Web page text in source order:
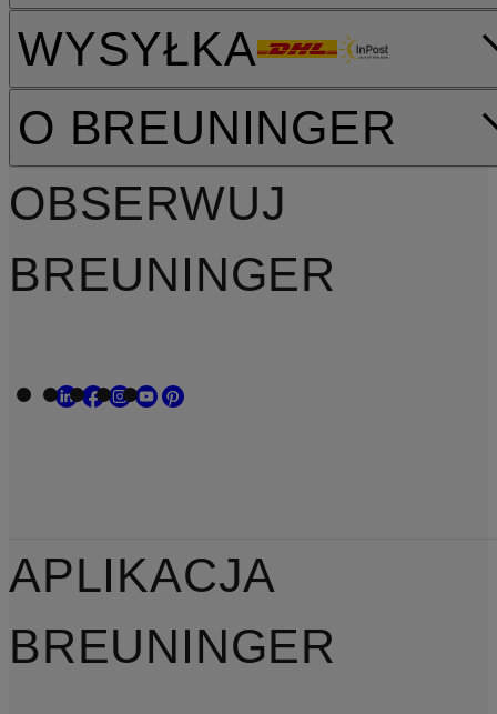
WYSYŁKA
O BREUNINGER
OBSERWUJ
BREUNINGER
APLIKACJA
BREUNINGER